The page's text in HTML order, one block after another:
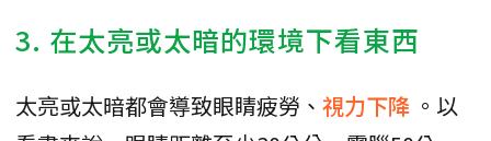
3. 在太亮或太暗的環境下看東西
太亮或太暗都會導致眼睛疲勞、 視力下降 。以